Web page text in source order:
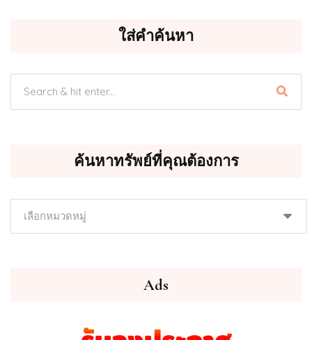
ใส่คำค้นหา
ค้นหาทรัพย์ที่คุณต้องการ
Ads